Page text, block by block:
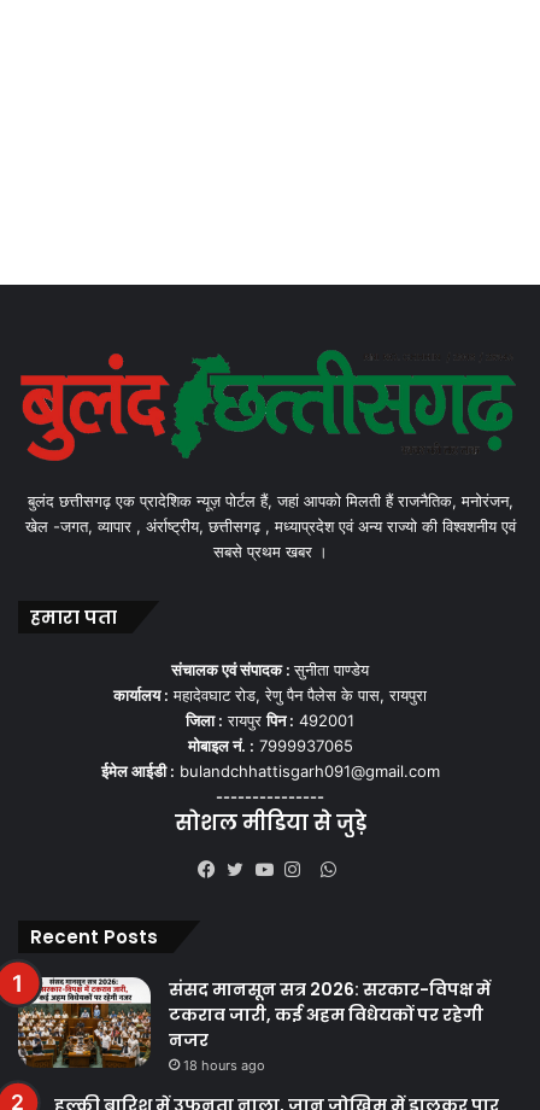
बुलंद छत्तीसगढ़ एक प्रादेशिक न्यूज़ पोर्टल हैं, जहां आपको मिलती हैं राजनैतिक, मनोरंजन,
खेल -जगत, व्यापार , अंर्राष्ट्रीय, छत्तीसगढ़ , मध्याप्रदेश एवं अन्य राज्यो की विश्वशनीय एवं
सबसे प्रथम खबर ।
हमारा पता
संचालक एवं संपादक :सुनीता पाण्डेय
कार्यालय : महादेवघाट रोड, रेणु पैन पैलेस के पास, रायपुरा
जिला : रायपुरपिन : 492001
मोबाइल नं. : 7999937065
ईमेल आईडी : bulandchhattisgarh091@gmail.com
---------------
सोशल मीडिया से जुड़े
WhatsApp
Recent Posts
संसद मानसून सत्र 2026: सरकार-विपक्ष में
टकराव जारी, कई अहम विधेयकों पर रहेगी
नजर
18 hours ago
हल्की बारिश में उफनता नाला, जान जोखिम में डालकर पार